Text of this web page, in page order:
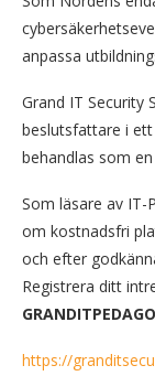
anpassa
Grand IT Security
beslutsfattare i
behandlas som
Som läsare av IT-
om kostnadsfri
och efter
Registrera ditt
https://